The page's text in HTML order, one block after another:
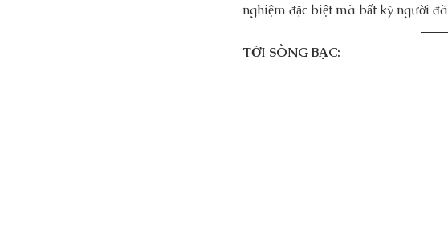
nghiệm đặc biệt mà bất kỳ người
TỚI SÒNG BẠC: